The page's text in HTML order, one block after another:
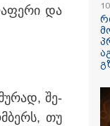
პოლიციამ
კურიერზე
დააკავა -
ავრცელებს
და
შე­
თუ